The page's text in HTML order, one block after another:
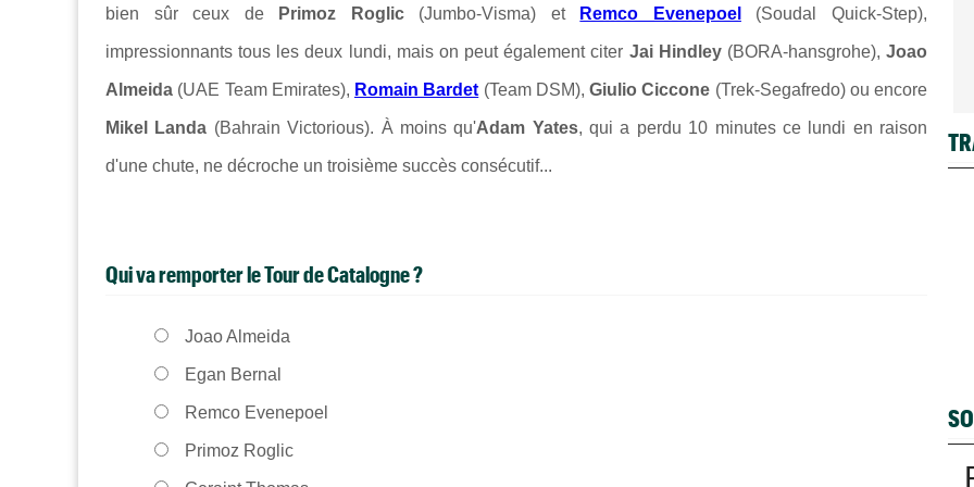
bien sûr ceux de Primoz Roglic(Jumbo-Visma) et Remco Evenepoel (Soudal Quick-Step),
impressionnants tous les deux lundi, mais on peut également citer Jai Hindley(BORA-hansgrohe),Joao
Almeida (UAE Team Emirates), Romain Bardet (Team DSM), Giulio Ciccone (Trek-Segafredo) ou encore
Mikel Landa (Bahrain Victorious). À moins qu'Adam Yates, qui a perdu 10 minutes ce lundi en raison
d'une chute, ne décroche un troisième succès consécutif...
Qui va remporter le Tour de Catalogne ?
Joao Almeida
Egan Bernal
Remco Evenepoel
Primoz Roglic